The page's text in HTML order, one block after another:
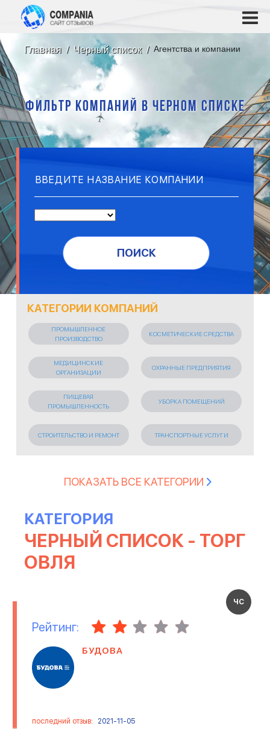
Главная Черный список Агентства и компании
ФИЛЬТР КОМПАНИЙ В ЧЕРНОМ СПИСКЕ
ПОИСК
КАТЕГОРИИ КОМПАНИЙ
ПРОМЫШЛЕННОЕ
ПРОИЗВОДСТВО
КОСМЕТИЧЕСКИЕ СРЕДСТВА
МЕДИЦИНСКИЕ
ОРГАНИЗАЦИИ
ОХРАННЫЕ ПРЕДПРИЯТИЯ
ПИЩЕВАЯ
ПРОМЫШЛЕННОСТЬ
УБОРКА ПОМЕЩЕНИЙ
СТРОИТЕЛЬСТВО И РЕМОНТ ТРАНСПОРТНЫЕ УСЛУГИ
ПОЛИГРАФИЯ И
ИЗДАТЕЛЬСТВО
ТУРИЗМ
БАНКИ
ОРГАНИЗАЦИЯ ПРАЗДНИКОВ
ЛЕГКАЯ ПРОМЫШЛЕННОСТЬ
ПОКАЗАТЬ ВСЕ КАТЕГОРИИ
КАТЕГОРИЯ
ЧЕРНЫЙ СПИСОК - ТОРГ
ОВЛЯ
ЧС
Рейтинг:
БУДОВА
последний отзыв: 2021-11-05